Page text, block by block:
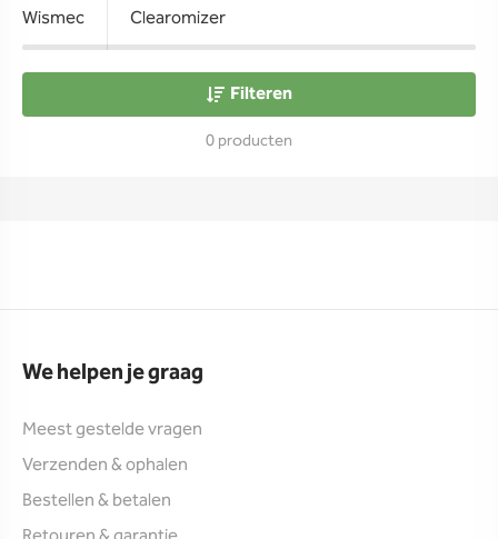
Wismec Clearomizer
Filteren
0 producten
We helpen je graag
Meest gestelde vragen
Verzenden & ophalen
Bestellen & betalen